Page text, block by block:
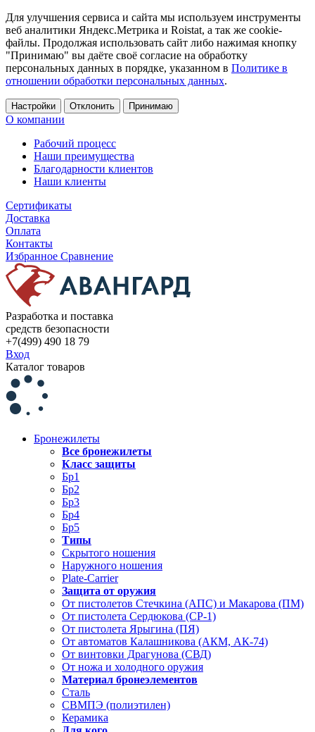
Для улучшения сервиса и сайта мы используем инструменты
веб аналитики Яндекс.Метрика и Roistat, а так же cookie-
файлы. Продолжая использовать сайт либо нажимая кнопку
"Принимаю" вы даёте своё согласие на обработку
персональных данных в порядке, указанном в Политике в
отношении обработки персональных данных.
Настройки Отклонить Принимаю
О компании
Рабочий процесс
Наши преимущества
Благодарности клиентов
Наши клиенты
Сертификаты
Доставка
Оплата
Контакты
Избранное Сравнение
Разработка и поставка
средств безопасности
+7(499) 490 18 79
Вход
Каталог товаров
Бронежилеты
Все бронежилеты
Класс защиты
Бр1
Бр2
Бр3
Бр4
Бр5
Типы
Скрытого ношения
Наружного ношения
Plate-Carrier
Защита от оружия
От пистолетов Стечкина (АПС) и Макарова (ПМ)
От пистолета Сердюкова (СР-1)
От пистолета Ярыгина (ПЯ)
От автоматов Калашникова (АКМ, АК-74)
От винтовки Драгунова (СВД)
От ножа и холодного оружия
Материал бронеэлементов
Сталь
СВМПЭ (полиэтилен)
Керамика